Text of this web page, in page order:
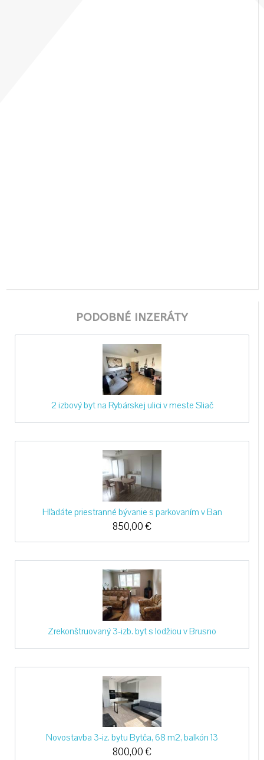
PODOBNÉ INZERÁTY
2 izbový byt na Rybárskej ulici v meste Sliač
Hľadáte priestranné bývanie s parkovaním v Ban
850,00 €
Zrekonštruovaný 3-izb. byt s lodžiou v Brusno
Novostavba 3-iz. bytu Bytča, 68 m2, balkón 13
800,00 €